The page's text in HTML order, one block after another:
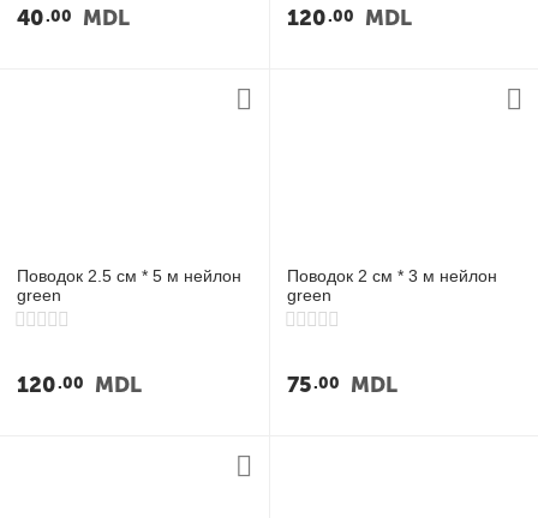
40 00 MDL 120 00 MDL
Поводок 2.5 см * 5 м нейлон
green
120 00 MDL
Поводок 2 см * 3 м нейлон
green
75 00 MDL